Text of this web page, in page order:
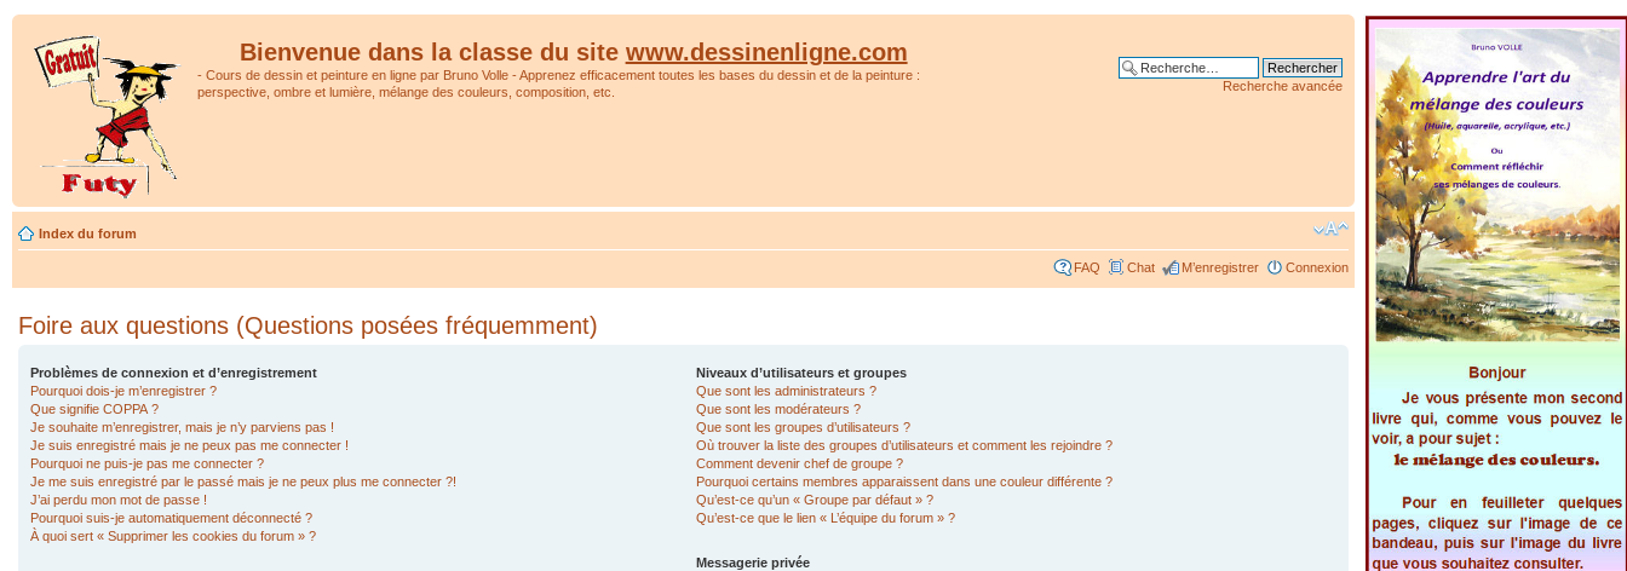
Bienvenue dans la classe du site www.dessinenligne.com
- Cours de dessin et peinture en ligne par Bruno Volle - Apprenez efficacement toutes les bases du dessin et de la peinture :
perspective, ombre et lumière, mélange des couleurs, composition, etc.
Recherche avancée
Index du forum
FAQ Chat M’enregistrer Connexion
Foire aux questions (Questions posées fréquemment)
Problèmes de connexion et d’enregistrement
Pourquoi dois-je m’enregistrer ?
Que signifie COPPA ?
Je souhaite m’enregistrer, mais je n’y parviens pas !
Je suis enregistré mais je ne peux pas me connecter !
Pourquoi ne puis-je pas me connecter ?
Je me suis enregistré par le passé mais je ne peux plus me connecter ?!
J’ai perdu mon mot de passe !
Pourquoi suis-je automatiquement déconnecté ?
À quoi sert « Supprimer les cookies du forum » ?
Niveaux d’utilisateurs et groupes
Que sont les administrateurs ?
Que sont les modérateurs ?
Que sont les groupes d’utilisateurs ?
Où trouver la liste des groupes d’utilisateurs et comment les rejoindre ?
Comment devenir chef de groupe ?
Pourquoi certains membres apparaissent dans une couleur différente ?
Qu’est-ce qu’un « Groupe par défaut » ?
Qu’est-ce que le lien « L’équipe du forum » ?
Messagerie privée